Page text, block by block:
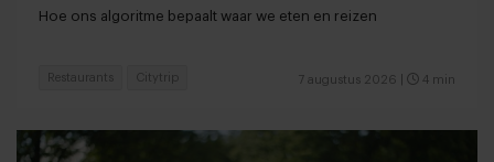
Hoe ons algoritme bepaalt waar we eten en reizen
7 augustus 2026 4 min
Restaurants Citytrip